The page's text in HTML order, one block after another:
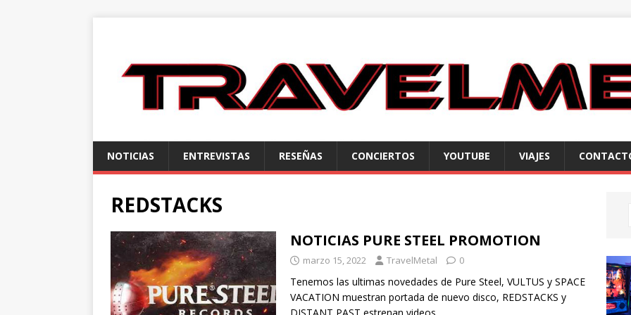
NOTICIAS ENTREVISTAS RESEÑAS CONCIERTOS YOUTUBE VIAJES
REDSTACKS
NOTICIAS PURE STEEL PROMOTION
marzo 15, 2022 TravelMetal 0
Tenemos las ultimas novedades de Pure Steel, VULTUS y SPACE
VACATION muestran portada de nuevo disco, REDSTACKS y
DISTANT PAST estrenan videos